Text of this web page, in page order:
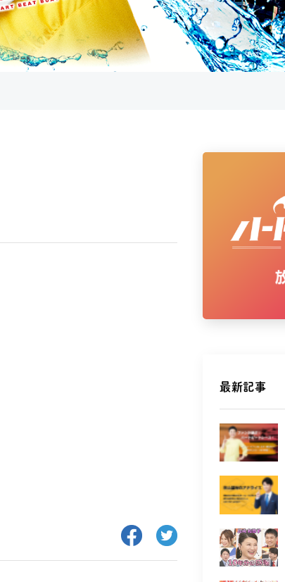
最新記事